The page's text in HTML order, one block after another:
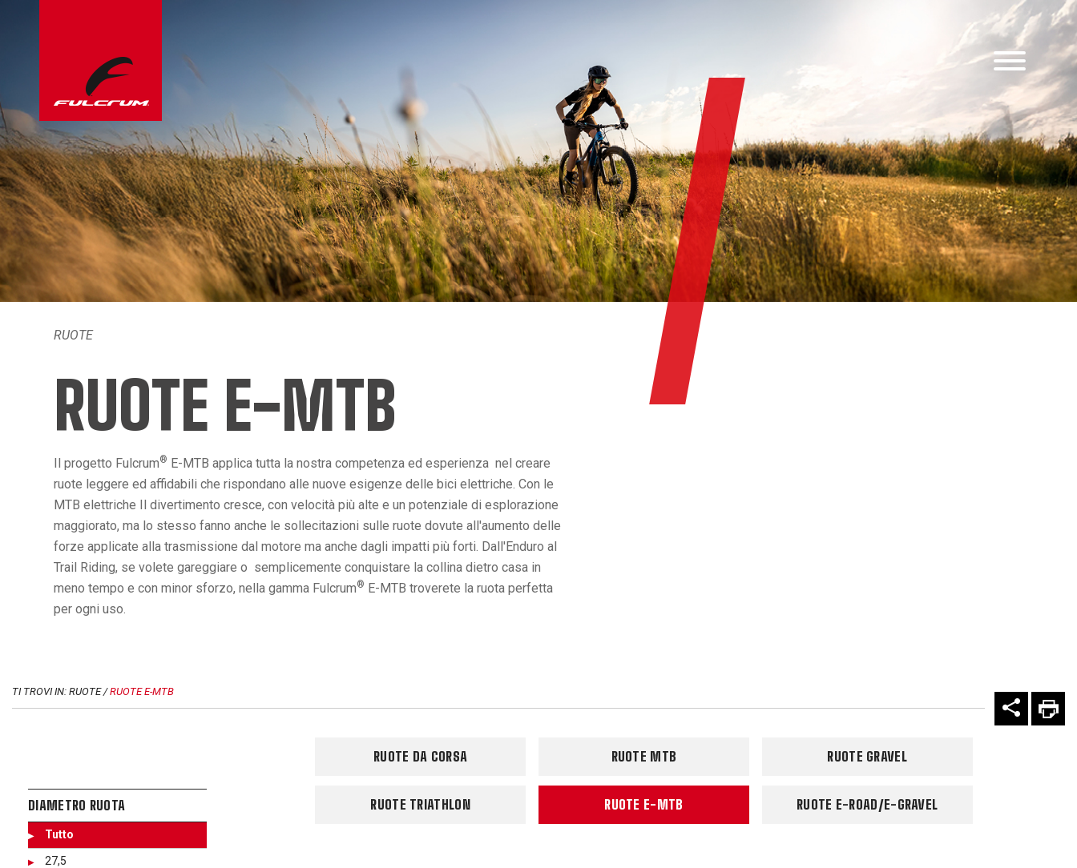
RUOTE
RUOTE E-MTB
Il progetto Fulcrum® E-MTB applica tutta la nostra competenza ed esperienza nel creare
ruote leggere ed affidabili che rispondano alle nuove esigenze delle bici elettriche. Con le
MTB elettriche Il divertimento cresce, con velocità più alte e un potenziale di esplorazione
maggiorato, ma lo stesso fanno anche le sollecitazioni sulle ruote dovute all'aumento delle
forze applicate alla trasmissione dal motore ma anche dagli impatti più forti. Dall'Enduro al
Trail Riding, se volete gareggiare o semplicemente conquistare la collina dietro casa in
meno tempo e con minor sforzo, nella gamma Fulcrum® E-MTB troverete la ruota perfetta
per ogni uso.
TI TROVI IN: RUOTE /RUOTE E-MTB
DIAMETRO RUOTA
Tutto
27,5
RUOTE DA CORSA RUOTE MTB RUOTE GRAVEL
RUOTE TRIATHLON RUOTE E-MTB RUOTE E-ROAD/E-GRAVEL